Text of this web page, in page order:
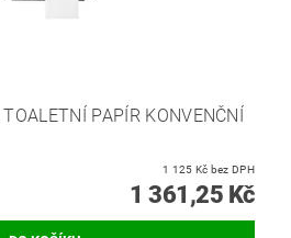
PAPÍR KONVENČNÍ
1 125 Kč bez DPH
1 361,25 Kč